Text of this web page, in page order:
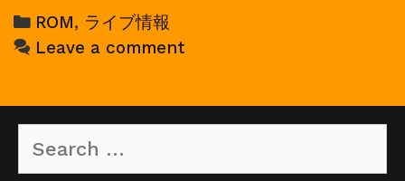
ワ
ン
Categories
ROM, ライブ情報
Leave a comment
for: